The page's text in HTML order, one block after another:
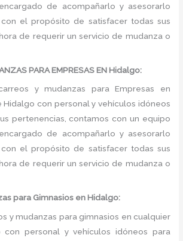
de acompañarlo y asesorarlo
el propósito de satisfacer todas sus
de requerir un servicio de mudanza o
PARA EMPRESAS EN Hidalgo:
y mudanzas para Empresas en
Hidalgo con personal y vehículos idóneos
pertenencias, contamos con un equipo
de acompañarlo y asesorarlo
el propósito de satisfacer todas sus
de requerir un servicio de mudanza o
para Gimnasios en Hidalgo:
y mudanzas para gimnasios en cualquier
personal y vehículos idóneos para